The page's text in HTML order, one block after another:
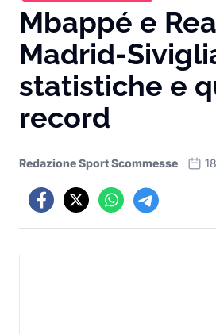
Mbappé e
Madrid-
statistiche e
record
Redazione Sport Scommesse